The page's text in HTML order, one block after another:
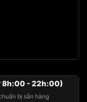
8h:00 - 22h:00)
bị sẵn hàng